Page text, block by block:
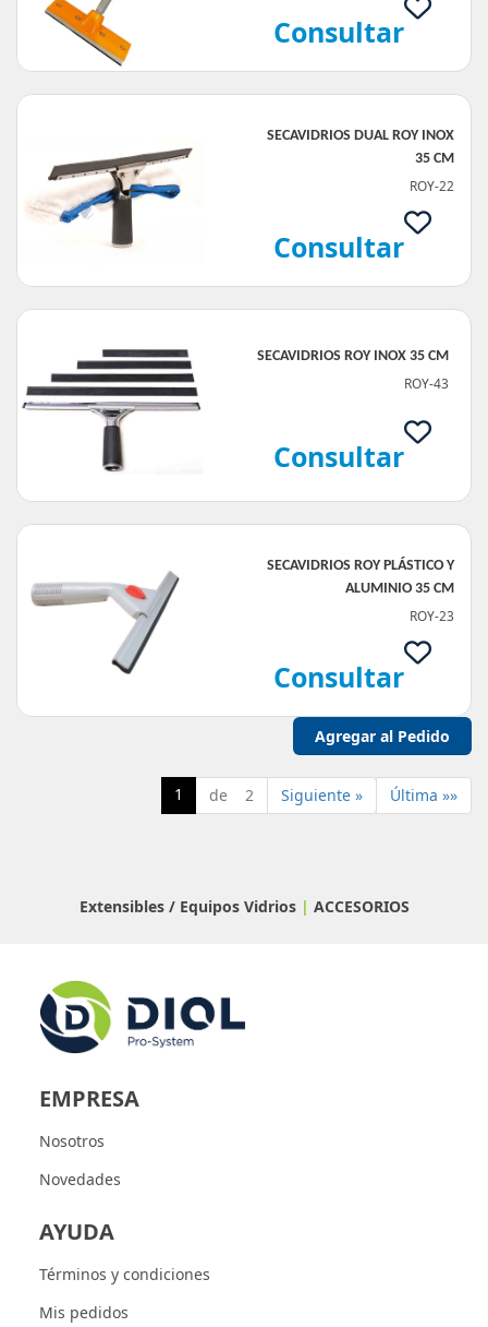
Consultar
SECAVIDRIOS DUAL ROY INOX
35 CM
ROY-22
Consultar
SECAVIDRIOS ROY INOX 35 CM
ROY-43
Consultar
SECAVIDRIOS ROY PLÁSTICO Y
ALUMINIO 35 CM
ROY-23
Consultar
1 de 2 Siguiente » Última »»
Extensibles / Equipos Vidrios| ACCESORIOS
EMPRESA
Nosotros
Novedades
AYUDA
Términos y condiciones
Mis pedidos